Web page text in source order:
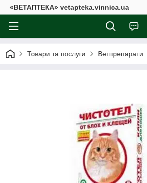
«ВЕТАПТЕКА» vetapteka.vinnica.ua
Товари та послуги Ветпрепарати